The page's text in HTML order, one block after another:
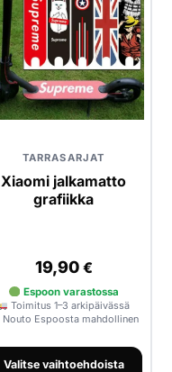
TARRASARJAT
Xiaomi jalkamatto
grafiikka
19,90 €
Espoon varastossa
Toimitus 1–3 arkipäivässä
Nouto Espoosta mahdollinen
Valitse vaihtoehdoista